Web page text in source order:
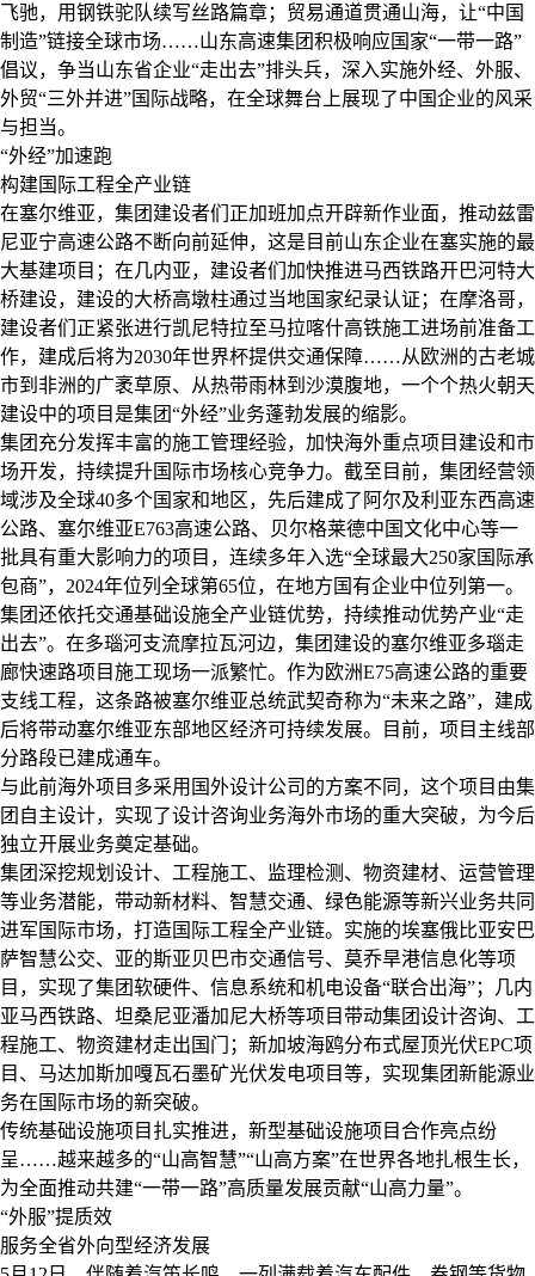
飞驰，用钢铁驼队续写丝路篇章；贸易通道贯通山海，让“中国
制造”链接全球市场……山东高速集团积极响应国家“一带一路”
倡议，争当山东省企业“走出去”排头兵，深入实施外经、外服、
外贸“三外并进”国际战略，在全球舞台上展现了中国企业的风采
与担当。
“外经”加速跑
构建国际工程全产业链
在塞尔维亚，集团建设者们正加班加点开辟新作业面，推动兹雷
尼亚宁高速公路不断向前延伸，这是目前山东企业在塞实施的最
大基建项目；在几内亚，建设者们加快推进马西铁路开巴河特大
桥建设，建设的大桥高墩柱通过当地国家纪录认证；在摩洛哥，
建设者们正紧张进行凯尼特拉至马拉喀什高铁施工进场前准备工
作，建成后将为2030年世界杯提供交通保障……从欧洲的古老城
市到非洲的广袤草原、从热带雨林到沙漠腹地，一个个热火朝天
建设中的项目是集团“外经”业务蓬勃发展的缩影。
集团充分发挥丰富的施工管理经验，加快海外重点项目建设和市
场开发，持续提升国际市场核心竞争力。截至目前，集团经营领
域涉及全球40多个国家和地区，先后建成了阿尔及利亚东西高速
公路、塞尔维亚E763高速公路、贝尔格莱德中国文化中心等一
批具有重大影响力的项目，连续多年入选“全球最大250家国际承
包商”， 2024年位列全球第65位，在地方国有企业中位列第一。
集团还依托交通基础设施全产业链优势，持续推动优势产业“走
出去”。在多瑙河支流摩拉瓦河边，集团建设的塞尔维亚多瑙走
廊快速路项目施工现场一派繁忙。作为欧洲E75高速公路的重要
支线工程，这条路被塞尔维亚总统武契奇称为“未来之路”，建成
后将带动塞尔维亚东部地区经济可持续发展。目前，项目主线部
分路段已建成通车。
与此前海外项目多采用国外设计公司的方案不同，这个项目由集
团自主设计，实现了设计咨询业务海外市场的重大突破，为今后
独立开展业务奠定基础。
集团深挖规划设计、工程施工、监理检测、物资建材、运营管理
等业务潜能，带动新材料、智慧交通、绿色能源等新兴业务共同
进军国际市场，打造国际工程全产业链。实施的埃塞俄比亚安巴
萨智慧公交、亚的斯亚贝巴市交通信号、莫乔旱港信息化等项
目，实现了集团软硬件、信息系统和机电设备“联合出海”；几内
亚马西铁路、坦桑尼亚潘加尼大桥等项目带动集团设计咨询、工
程施工、物资建材走出国门；新加坡海鸥分布式屋顶光伏EPC项
目、马达加斯加嘎瓦石墨矿光伏发电项目等，实现集团新能源业
务在国际市场的新突破。
传统基础设施项目扎实推进，新型基础设施项目合作亮点纷
呈……越来越多的“山高智慧”“山高方案”在世界各地扎根生长，
为全面推动共建“一带一路”高质量发展贡献“山高力量”。
“外服”提质效
服务全省外向型经济发展